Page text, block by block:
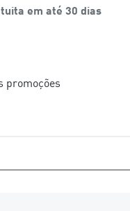
em até 30 dias
promoções